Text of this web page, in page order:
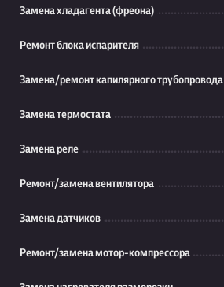
Замена хладагента (фреона)
Ремонт блока испарителя
Замена/ремонт капилярного трубопровода
Замена термостата
Замена реле
Ремонт/замена вентилятора
Замена датчиков
Ремонт/замена мотор-компрессора